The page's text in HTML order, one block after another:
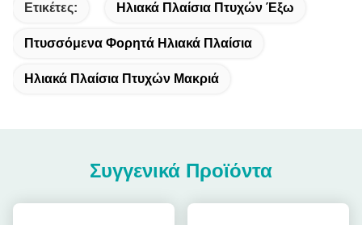
Ετικέτες: Ηλιακά Πλαίσια Πτυχών Έξω
Πτυσσόμενα Φορητά Ηλιακά Πλαίσια
Ηλιακά Πλαίσια Πτυχών Μακριά
Συγγενικά Προϊόντα